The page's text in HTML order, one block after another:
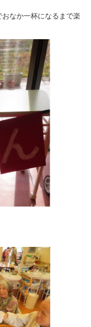
なか一杯になるまで楽